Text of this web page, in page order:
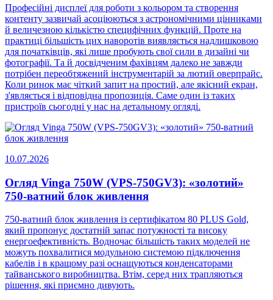
Професійні дисплеї для роботи з кольором та створення
контенту зазвичай асоціюються з астрономічними цінниками
й величезною кількістю специфічних функцій. Проте на
практиці більшість цих наворотів виявляється надлишковою
для початківців, які лише пробують свої сили в дизайні чи
фотографії. Та й досвідченим фахівцям далеко не завжди
потрібен переобтяжений інструментарій за лютий оверпрайс.
Коли ринок має чіткий запит на простий, але якісний екран,
з'являється і відповідна пропозиція. Саме один із таких
пристроїв сьогодні у нас на детальному огляді.
10.07.2026
Огляд Vinga 750W (VPS-750GV3): «золотий»
750-ватний блок живлення
750-ватний блок живлення із сертифікатом 80 PLUS Gold,
який пропонує достатній запас потужності та високу
енергоефективність. Водночас більшість таких моделей не
можуть похвалитися модульною системою підключення
кабелів і в кращому разі оснащуються конденсаторами
тайванського виробництва. Втім, серед них трапляються
рішення, які приємно дивують.